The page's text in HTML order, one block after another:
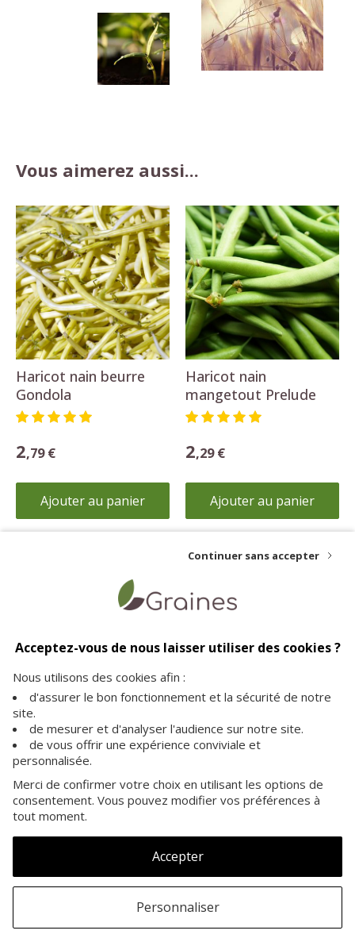
Vous aimerez aussi...
Haricot nain beurre
Gondola
2,79 €
Ajouter au panier
Haricot nain
mangetout Prelude
2,29 €
Ajouter au panier
dès 35€ d'achat
vos achats en toute
sécurité sur notre site
à votre écoute pour plus
d'informations
A PROPOS
INFORMATIONS
Continuer sans accepter
Acceptez-vous de nous laisser utiliser des cookies ?
Nous utilisons des cookies afin :
d'assurer le bon fonctionnement et la sécurité de notre
site.
de mesurer et d'analyser l'audience sur notre site.
de vous offrir une expérience conviviale et
personnalisée.
Merci de confirmer votre choix en utilisant les options de
consentement. Vous pouvez modifier vos préférences à
tout moment.
Accepter
Personnaliser